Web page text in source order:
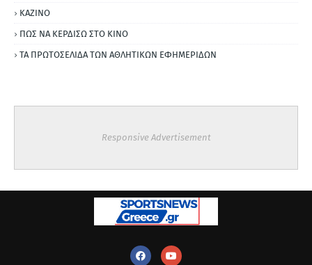
ΚΑΖΙΝΟ
ΠΩΣ ΝΑ ΚΕΡΔΙΣΩ ΣΤΟ ΚΙΝΟ
ΤΑ ΠΡΩΤΟΣΕΛΙΔΑ ΤΩΝ ΑΘΛΗΤΙΚΩΝ ΕΦΗΜΕΡΙΔΩΝ
Responsive Advertisement